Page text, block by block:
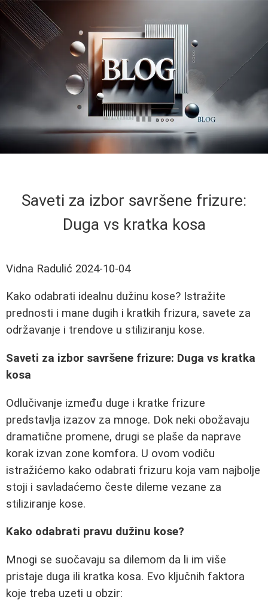
Saveti za izbor savršene frizure:
Duga vs kratka kosa
Vidna Radulić 2024-10-04
Kako odabrati idealnu dužinu kose? Istražite
prednosti i mane dugih i kratkih frizura, savete za
održavanje i trendove u stiliziranju kose.
Saveti za izbor savršene frizure: Duga vs kratka
kosa
Odlučivanje između duge i kratke frizure
predstavlja izazov za mnoge. Dok neki obožavaju
dramatične promene, drugi se plaše da naprave
korak izvan zone komfora. U ovom vodiču
istražićemo kako odabrati frizuru koja vam najbolje
stoji i savladaćemo česte dileme vezane za
stiliziranje kose.
Kako odabrati pravu dužinu kose?
Mnogi se suočavaju sa dilemom da li im više
pristaje duga ili kratka kosa. Evo ključnih faktora
koje treba uzeti u obzir: